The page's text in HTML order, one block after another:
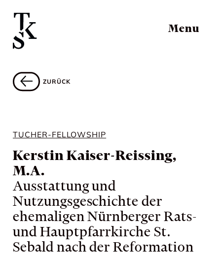
Menu
ZURÜCK
TUCHER-FELLOWSHIP
Kerstin Kaiser-Reissing,
M.A.
Ausstattung und
Nutzungsgeschichte der
ehemaligen Nürnberger Rats-
und Hauptpfarrkirche St.
Sebald nach der Reformation